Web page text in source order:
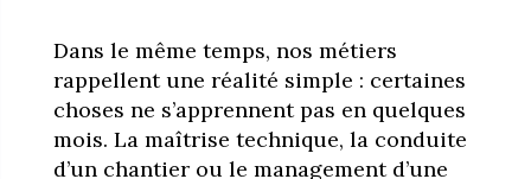
Dans le même temps, nos métiers
rappellent une réalité simple : certaines
choses ne s’apprennent pas en quelques
mois. La maîtrise technique, la conduite
d’un chantier ou le management d’une